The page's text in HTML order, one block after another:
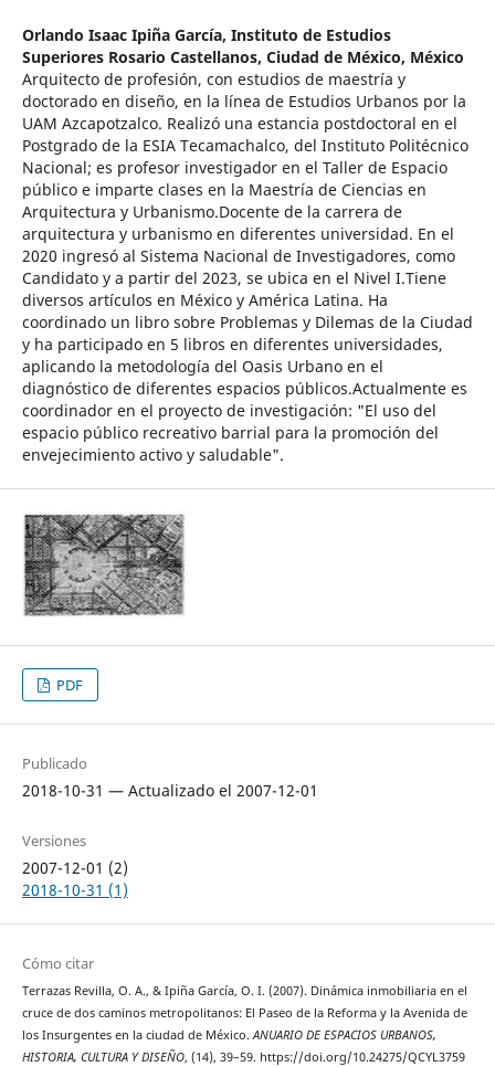
Orlando Isaac Ipiña García, Instituto de Estudios
Superiores Rosario Castellanos, Ciudad de México, México
Arquitecto de profesión, con estudios de maestría y
doctorado en diseño, en la línea de Estudios Urbanos por la
UAM Azcapotzalco. Realizó una estancia postdoctoral en el
Postgrado de la ESIA Tecamachalco, del Instituto Politécnico
Nacional; es profesor investigador en el Taller de Espacio
público e imparte clases en la Maestría de Ciencias en
Arquitectura y Urbanismo.Docente de la carrera de
arquitectura y urbanismo en diferentes universidad. En el
2020 ingresó al Sistema Nacional de Investigadores, como
Candidato y a partir del 2023, se ubica en el Nivel I.Tiene
diversos artículos en México y América Latina. Ha
coordinado un libro sobre Problemas y Dilemas de la Ciudad
y ha participado en 5 libros en diferentes universidades,
aplicando la metodología del Oasis Urbano en el
diagnóstico de diferentes espacios públicos.Actualmente es
coordinador en el proyecto de investigación: "El uso del
espacio público recreativo barrial para la promoción del
envejecimiento activo y saludable".
PDF
Publicado
2018-10-31 — Actualizado el 2007-12-01
Versiones
2007-12-01 (2)
2018-10-31 (1)
Cómo citar
Terrazas Revilla, O. A., & Ipiña García, O. I. (2007). Dinámica inmobiliaria en el
cruce de dos caminos metropolitanos: El Paseo de la Reforma y la Avenida de
los Insurgentes en la ciudad de México.ANUARIO DE ESPACIOS URBANOS,
HISTORIA, CULTURA Y DISEÑO, (14), 39–59. https://doi.org/10.24275/QCYL3759